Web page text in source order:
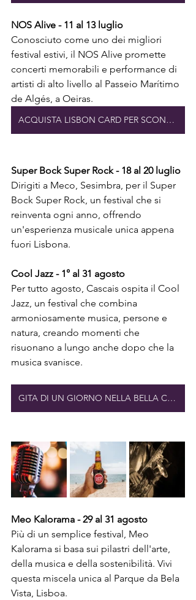
NOS Alive - 11 al 13 luglio
Conosciuto come uno dei migliori
festival estivi, il NOS Alive promette
concerti memorabili e performance di
artisti di alto livello al Passeio Marítimo
de Algés, a Oeiras.
ACQUISTA LISBON CARD PER SCONTI SU TRASPORTI E MUSEI
Super Bock Super Rock - 18 al 20 luglio
Dirigiti a Meco, Sesimbra, per il Super
Bock Super Rock, un festival che si
reinventa ogni anno, offrendo
un'esperienza musicale unica appena
fuori Lisbona.
Cool Jazz - 1° al 31 agosto
Per tutto agosto, Cascais ospita il Cool
Jazz, un festival che combina
armoniosamente musica, persone e
natura, creando momenti che
risuonano a lungo anche dopo che la
musica svanisce.
GITA DI UN GIORNO NELLA BELLA CITTÀ DI CASCAIS
Meo Kalorama - 29 al 31 agosto
Più di un semplice festival, Meo
Kalorama si basa sui pilastri dell'arte,
della musica e della sostenibilità. Vivi
questa miscela unica al Parque da Bela
Vista, Lisboa.